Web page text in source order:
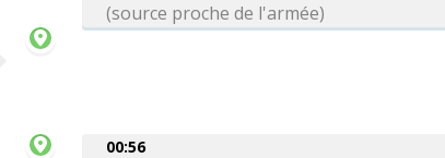
(source proche de l'armée)
00:56